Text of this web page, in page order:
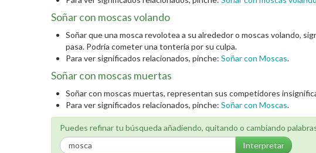
Soñar con moscas volando
Soñar que una mosca revolotea a su alrededor o moscas volando,
pasa. Podría cometer una tontería por su culpa.
Para ver significados relacionados, pinche: Soñar con Moscas.
Soñar con moscas muertas
Soñar con moscas muertas, representan sus competidores
Para ver significados relacionados, pinche: Soñar con Moscas.
Puedes refinar tu búsqueda añadiendo, quitando o cambiando
Interpretar